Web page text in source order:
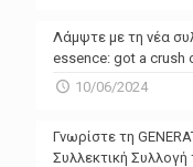
Λάμψτε με τη νέα
essence: got a crush
10/06/2024
Γνωρίστε τη
Συλλεκτική Συλλογή